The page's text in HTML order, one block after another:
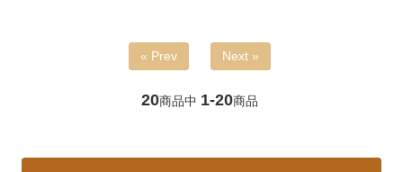
« Prev Next »
20商品中 1-20商品